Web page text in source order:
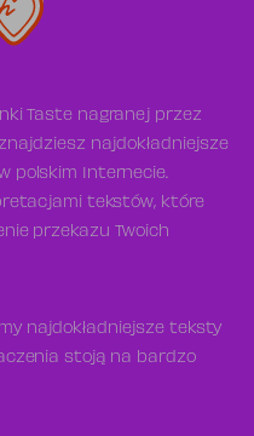
Taste nagranej przez
najdokładniejsze
polskim Internecie.
tekstów, które
przekazu Twoich
najdokładniejsze teksty
stoją na bardzo